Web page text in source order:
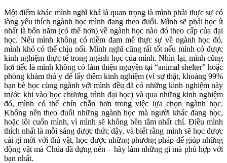
Một điểm khác mình nghĩ khá là quan trọng là mình phải thực sự có
lòng yêu thích ngành học mình đang theo đuổi. Mình sẽ phải học ít
nhất là bốn năm (có thể hơn) về ngành học nào đó theo cấp của đại
học. Nếu mình không có niềm đam mê thực sự về ngành học đó,
mình khó có thể chịu nổi. Mình nghĩ cũng rất tốt nếu mình có được
kinh nghiệm thực tế trong ngành học của mình. Nhìn lại, mình cũng
hơi tiếc là mình không có làm thiện nguyện tại “animal shelter” hoặc
phòng khám thú y để lấy thêm kinh nghiệm (vì sự thật, khoảng 99%
bạn bè học cùng ngành với mình đều đã có những kinh nghiệm này
trước khi vào học chương trình đại học) và qua những kinh nghiệm
đó, mình có thể chín chắn hơn trong việc lựa chọn ngành học.
Không nên theo đuổi những ngành học mà người khác đang học,
hoặc lôi cuốn mình, vì mình sẽ không bền tâm nhất chí. Điều mình
thích nhất là mỗi sáng được thức dậy, và biết rằng mình sẽ học được
cái gì mới với thú vật, học được những phương pháp để giúp những
động vật mà Chúa đã dựng nên – hãy làm những gì mà phù hợp với
bạn nhất.